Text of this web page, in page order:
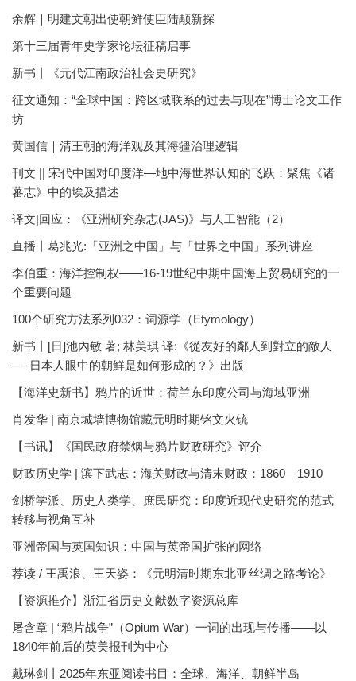
余辉｜明建文朝出使朝鲜使臣陆颙新探
第十三届青年史学家论坛征稿启事
新书丨《元代江南政治社会史研究》
征文通知：“全球中国：跨区域联系的过去与现在”博士论文工作
坊
黄国信｜清王朝的海洋观及其海疆治理逻辑
刊文 || 宋代中国对印度洋—地中海世界认知的飞跃：聚焦《诸
蕃志》中的埃及描述
译文|回应：《亚洲研究杂志(JAS)》与人工智能（2）
直播丨葛兆光:「亚洲之中国」与「世界之中国」系列讲座
李伯重：海洋控制权——16-19世纪中期中国海上贸易研究的一
个重要问题
100个研究方法系列032：词源学（Etymology）
新书丨[日]池內敏 著; 林美琪 译:《從友好的鄰人到對立的敵人
──日本人眼中的朝鮮是如何形成的？》出版
【海洋史新书】鸦片的近世：荷兰东印度公司与海域亚洲
肖发华 | 南京城墙博物馆藏元明时期铭文火铳
【书讯】《国民政府禁烟与鸦片财政研究》评介
财政历史学 | 滨下武志：海关财政与清末财政：1860—1910
剑桥学派、历史人类学、庶民研究：印度近现代史研究的范式
转移与视角互补
亚洲帝国与英国知识：中国与英帝国扩张的网络
荐读 / 王禹浪、王天姿：《元明清时期东北亚丝绸之路考论》
【资源推介】浙江省历史文献数字资源总库
屠含章 | “鸦片战争”（Opium War）一词的出现与传播——以
1840年前后的英美报刊为中心
戴琳剑丨2025年东亚阅读书目：全球、海洋、朝鲜半岛